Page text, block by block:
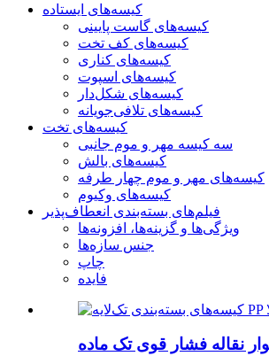
کیسه‌های ایستاده
کیسه‌های گاست پایینی
کیسه‌های کف تخت
کیسه‌های کناری
کیسه‌های اسپوت
کیسه‌های شکل‌دار
کیسه‌های تلافی‌جویانه
کیسه‌های تخت
سه کیسه مهر و موم جانبی
کیسه‌های بالش
کیسه‌های مهر و موم چهار طرفه
کیسه‌های وکیوم
فیلم‌های بسته‌بندی انعطاف‌پذیر
ویژگی‌ها و گزینه‌ها، افزونه‌ها
جنس سازه‌ها
چاپ
فایده